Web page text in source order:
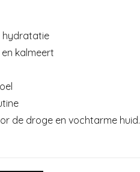
hydratatie
kalmeert
de droge en vochtarme huid.